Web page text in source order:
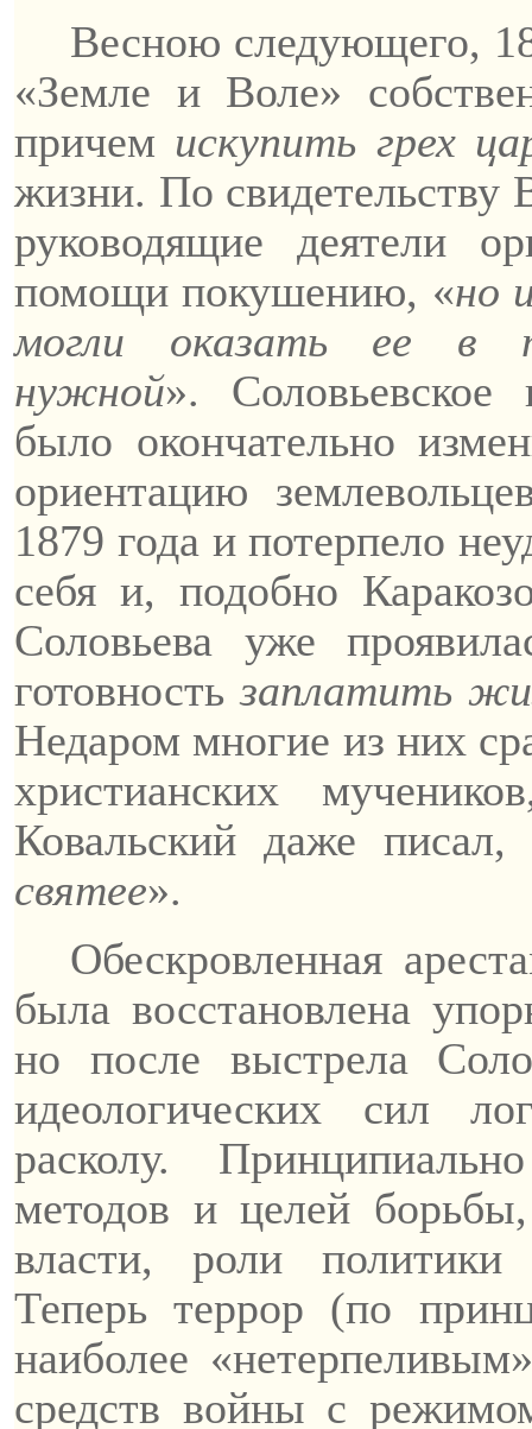
Весною следующего,
«Земле и Воле»
причем искупить грех
жизни. По
руководящие деятели
помощи покушению, «но
могли оказать ее в
нужной». Соловьевское
было окончательно
ориентацию
1879 года и потерпело
себя и, подобно
Соловьева уже
готовностьзаплатить
Недаром многие из них
христианских
Ковальский даже
святее».
Обескровленная
была восстановлена
но после выстрела
идеологических сил
расколу.
методов и целей
власти, роли
Теперь террор (по
наиболее
средств войны с